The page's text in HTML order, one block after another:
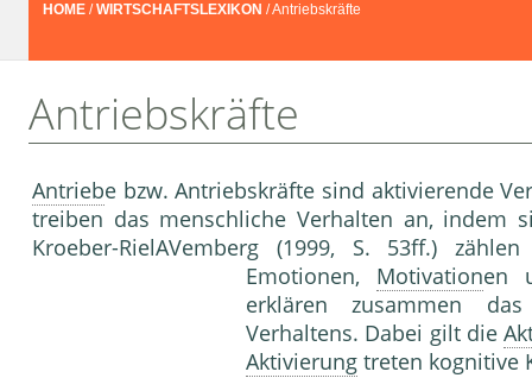
HOME /WIRTSCHAFTSLEXIKON / Antriebskräfte
Antriebskräfte
Antriebe bzw. Antriebskräfte sind aktivierende
treiben das menschliche Verhalten an, indem
Kroeber-RielAVemberg (1999, S. 53ff.)
Emotionen, Motivationen
erklären zusammen
Verhaltens. Dabei gilt die
Aktivierung treten kognitive